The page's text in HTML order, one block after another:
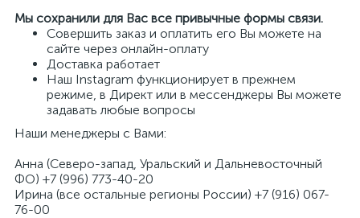
Мы сохранили для Вас все привычные формы связи.
Совершить заказ и оплатить его Вы можете на
сайте через онлайн-оплату
Доставка работает
Наш Instagram функционирует в прежнем
режиме, в Директ или в мессенджеры Вы можете
задавать любые вопросы
Наши менеджеры с Вами:
Анна (Северо-запад, Уральский и Дальневосточный
ФО) +7 (996) 773-40-20
Ирина (все остальные регионы России) +7 (916) 067-
76-00